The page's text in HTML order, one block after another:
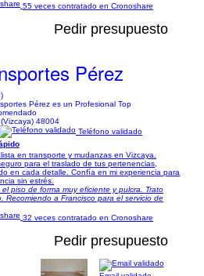
55 veces contratado en Cronoshare
Pedir presupuesto
Pérez
48004
Teléfono validado
en transporte y mudanzas en Vizcaya.
para el traslado de tus pertenencias,
en cada detalle. Confía en mi experiencia para
sin estrés.
piso de forma muy eficiente y pulcra. Trato
Recomiendo a Francisco para el servicio de
32 veces contratado en Cronoshare
Pedir presupuesto